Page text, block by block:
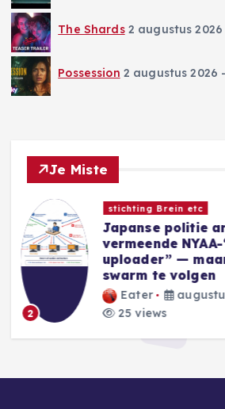
The Shards 2 augustus 2026
Possession 2 augustus 2026
Je Miste
Nieuwe Games
Sins of a Solar
Harbinger
Eidolon-factie
Blackwell
31 views